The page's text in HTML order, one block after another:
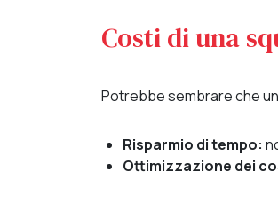
Costi di una
Potrebbe sembrare che
Risparmio di tempo:
Ottimizzazione dei